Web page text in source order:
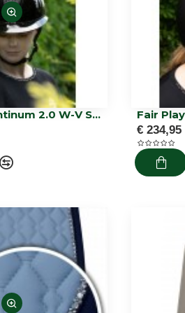
Fair Play Quantinum 2.0 W-V Supreme shiny
€ 234,95